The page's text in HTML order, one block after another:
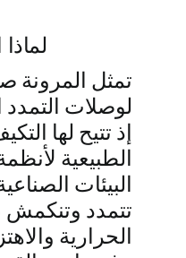
تمثل المرونة
إذ تتيح لها
الطبيعية
البيئات
تتمدد وتنكمش
الحرارية